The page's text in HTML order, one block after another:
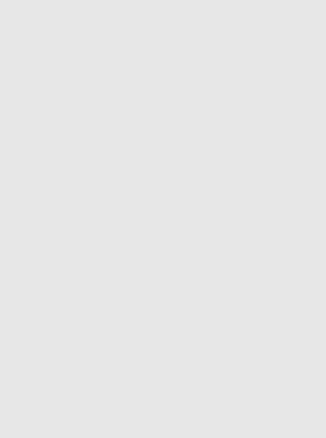
enw a'ch
ar eich
â thrydydd
eich
a dderbyniwch